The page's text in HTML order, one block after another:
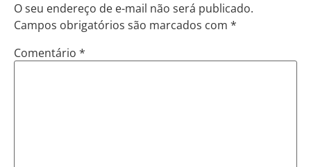
O seu endereço de e-mail não será publicado.
Campos obrigatórios são marcados com *
Comentário *